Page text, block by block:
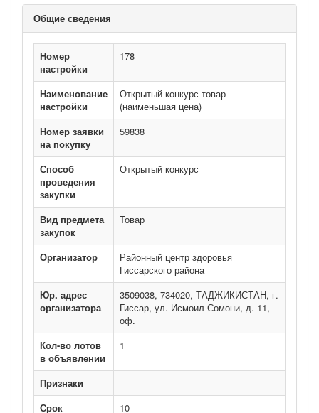
Общие сведения
Номер
настройки
178
Наименование
настройки
Открытый конкурс товар
(наименьшая цена)
Номер заявки
на покупку
59838
Способ
проведения
закупки
Открытый конкурс
Вид предмета
закупок
Товар
Организатор
Районный центр здоровья
Гиссарского района
Юр. адрес
организатора
3509038, 734020, ТАДЖИКИСТАН, г.
Гиссар, ул. Исмоил Сомони, д. 11,
оф.
Кол-во лотов
в объявлении
1
Признаки
Срок
10